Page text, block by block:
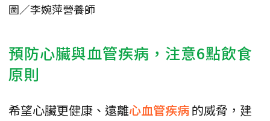
圖／李婉萍營養師
預防心臟與血管疾病，注意6點飲食
原則
希望心臟更健康、遠離心血管疾病的威脅，建